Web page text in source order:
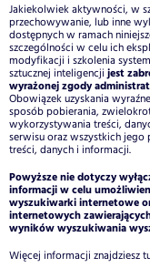
Jakiekolwiek aktywności, w
przechowywanie, lub inne
dostępnych w ramach
szczególności w celu ich
modyfikacji i szkolenia
sztucznej inteligencji jest
wyrażonej zgody
Obowiązek uzyskania
sposób pobierania,
wykorzystywania treści,
serwisu oraz wszystkich
treści, danych i informacji.
Powyższe nie dotyczy
informacji w celu
wyszukiwarki internetowe
internetowych
wyników wyszukiwania
Więcej informacji znajdziesz